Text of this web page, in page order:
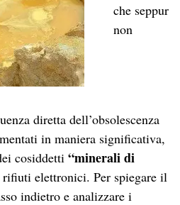
che seppur
non
diretta dell’obsolescenza
in maniera significativa,
cosiddetti“minerali di
elettronici. Per spiegare il
indietro e analizzare i